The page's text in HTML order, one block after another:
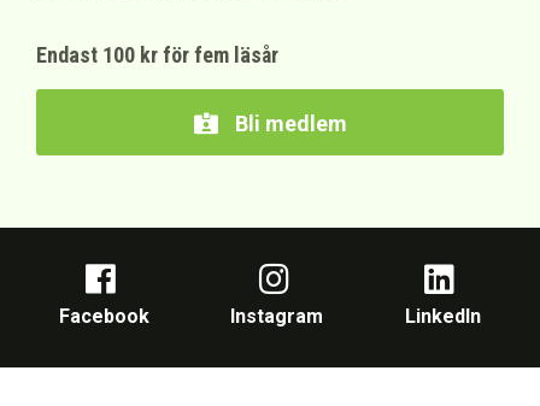
Endast 100 kr för fem läsår
Bli medlem
Facebook Instagram LinkedIn